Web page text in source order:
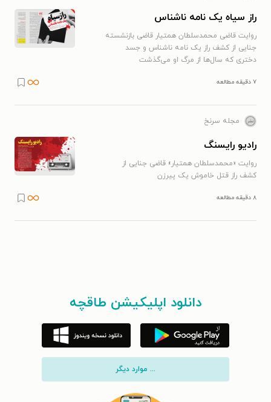
راز سیاه یک نامه ناشناس
روایت قاضی محمدسلطان همتیار قاضی بازنشسته
جنایی از کشف راز یک نامه ناشناس و جسد
دختری که سال‌ها از مرگ او می‌گذشت
۷ دقیقه مطالعه
مجله سرنخ
رادیو رایسنگ
روایت «محمدسلطان همتیار» قاضی جنایی از
کشف راز قتل خاموش یک پیرزن
۸ دقیقه مطالعه
دانلود اپلیکیشن طاقچه
... موارد دیگر